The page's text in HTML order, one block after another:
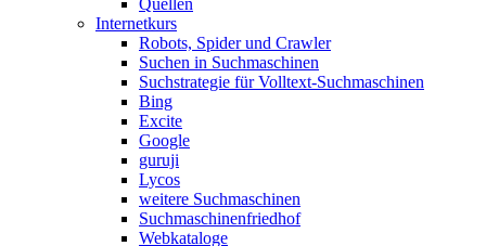
Quellen
Internetkurs
Robots, Spider und Crawler
Suchen in Suchmaschinen
Suchstrategie für Volltext-Suchmaschinen
Bing
Excite
Google
guruji
Lycos
weitere Suchmaschinen
Suchmaschinenfriedhof
Webkataloge